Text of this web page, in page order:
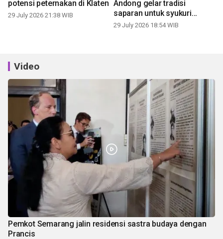
potensi peternakan di Klaten
29 July 2026 21:38 WIB
Andong gelar tradisi
saparan untuk syukuri
panen
29 July 2026 18:54 WIB
Video
Pemkot Semarang jalin residensi sastra budaya dengan
Prancis